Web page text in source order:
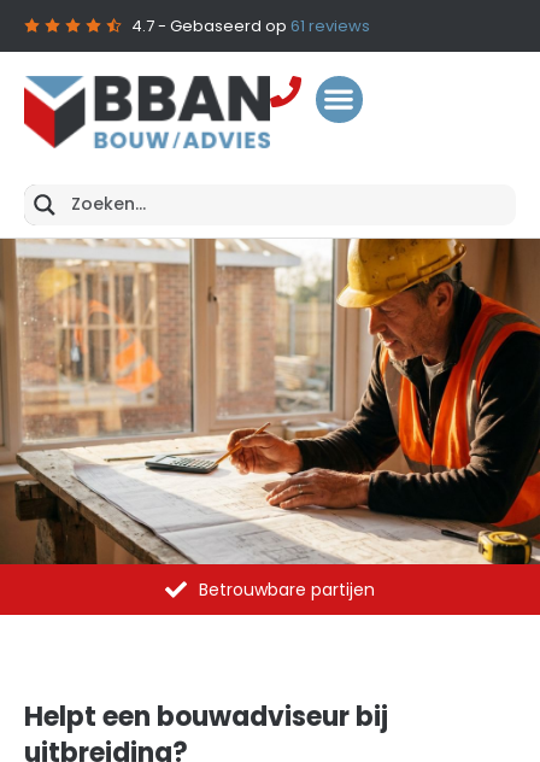
4.7- Gebaseerd op 61 reviews
Betrouwbare partijen
Helpt een bouwadviseur bij
uitbreiding?